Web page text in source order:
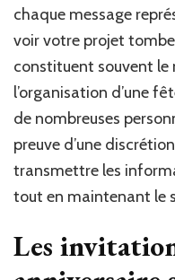
chaque message
voir votre projet
constituent souvent
l’organisation d’une
de nombreuses
preuve d’une
transmettre les
tout en maintenant le
Les